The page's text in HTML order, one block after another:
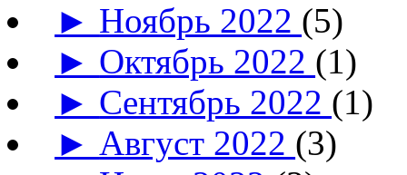
► Ноябрь 2022 (5)
► Октябрь 2022 (1)
► Сентябрь 2022 (1)
► Август 2022 (3)